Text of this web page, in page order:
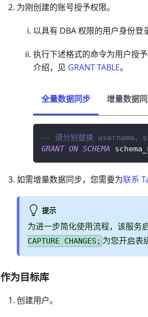
为刚创建的账号授予权限。
以具有 DBA 权限的用户身份登
执行下述格式的命令为用户授
介绍，见 GRANT TABLE。
全量数据同步 增量数据
-- 请分别替换 username、
GRANT ON SCHEMA
如需增量数据同步，您需要为联系
提示
为进一步简化使用流程，该服务
CAPTURE CHANGES; 为您开启表
作为目标库
创建用户。